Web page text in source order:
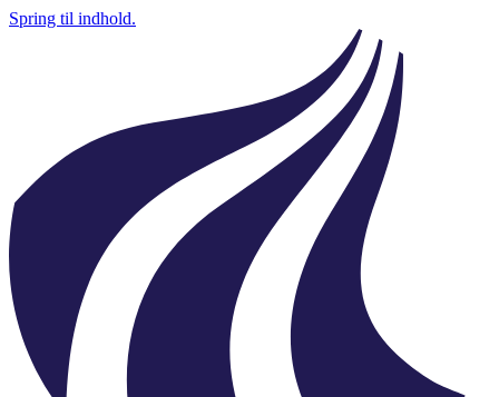
Spring til indhold.